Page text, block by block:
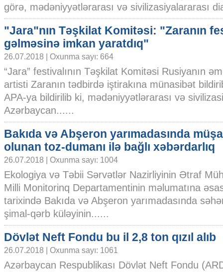
görə, mədəniyyətlərarası və sivilizasiyalararası
"Jara"nın Təşkilat Komitəsi: "Zaranın
gəlməsinə imkan yaratdıq"
26.07.2018 | Oxunma sayı: 664
“Jara” festivalının Təşkilat Komitəsi Rusiyanın
artisti Zaranın tədbirdə iştirakına münasibət
APA-ya bildirilib ki, mədəniyyətlərarası və
Azərbaycan......
Bakıda və Abşeron yarımadasında
olunan toz-dumanı ilə bağlı xəbərdarlıq
26.07.2018 | Oxunma sayı: 1004
Ekologiya və Təbii Sərvətlər Nazirliyinin Ətraf
Milli Monitorinq Departamentinin məlumatına
tarixində Bakıda və Abşeron yarımadasında
şimal-qərb küləyinin......
Dövlət Neft Fondu bu il 2,8 ton qızıl alıb
26.07.2018 | Oxunma sayı: 1061
Azərbaycan Respublikası Dövlət Neft Fondu